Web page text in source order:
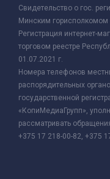
Свидетельство о гос.
Минским горисполкомом
Регистрация интернет-
торговом реестре
01.07.2021 г.
Номера телефонов
распорядительных
государственной
«КопиМедиаГрупп»,
рассматривать
+375 17 218-00-82, +375